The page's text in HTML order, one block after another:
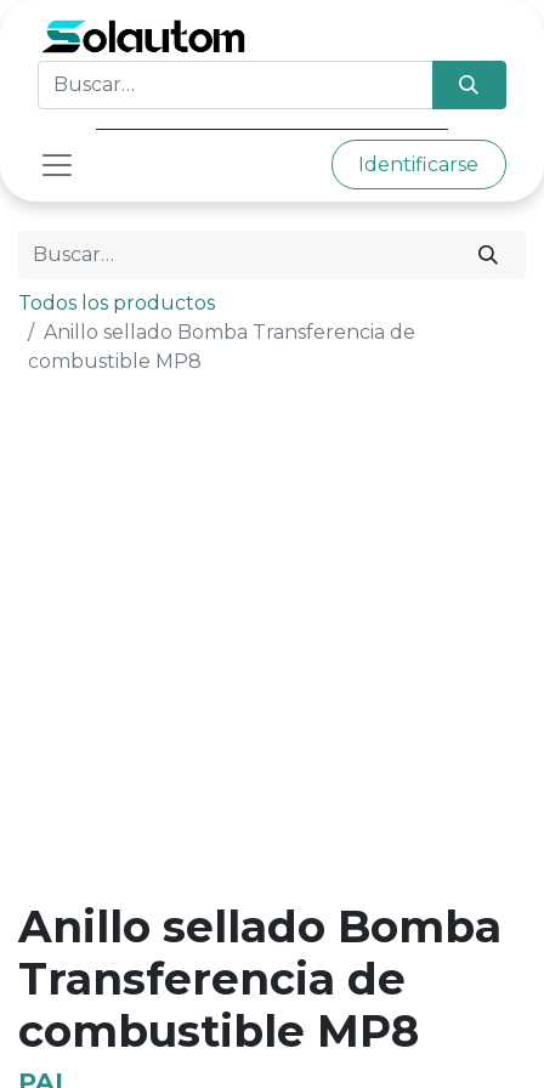
Identificarse
Todos los productos
Anillo sellado Bomba Transferencia de
combustible MP8
Anillo sellado Bomba
Transferencia de
combustible MP8
PAI